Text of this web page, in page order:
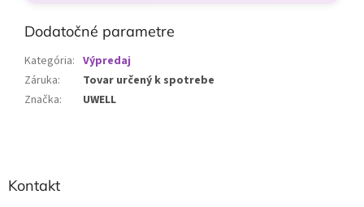
Dodatočné parametre
Kategória: Výpredaj
Záruka:
Tovar určený k spotrebe
Značka: UWELL
á
Kontakt